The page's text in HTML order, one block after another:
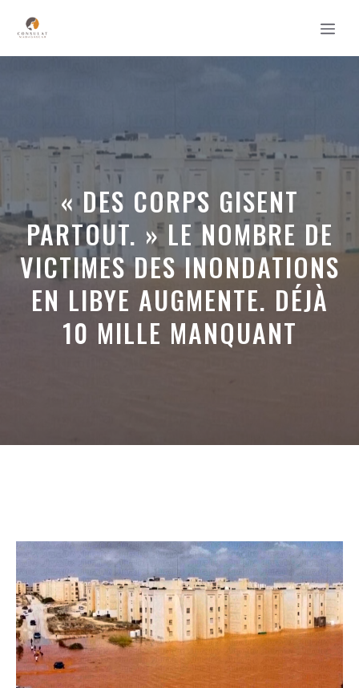
contenu
« DES CORPS GISENT
PARTOUT. » LE NOMBRE DE
VICTIMES DES INONDATIONS
EN LIBYE AUGMENTE. DÉJÀ
10 MILLE MANQUANT